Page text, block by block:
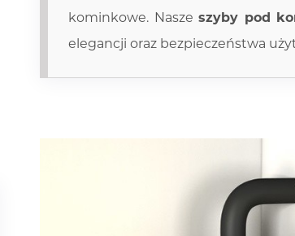
kominkowe. Nasze szyby pod
elegancji oraz bezpieczeństwa